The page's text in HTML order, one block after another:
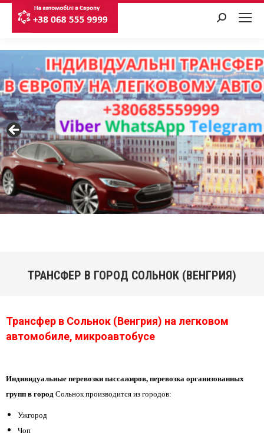
Search:
ТРАНСФЕР В ГОРОД СОЛЬНОК (ВЕНГРИЯ)
Трансфер в Сольнок (Венгрия) на легковом
автомобиле, микроавтобусе
Индивидуальные перевозки пассажиров, перевозка организованных
групп в город Сольнокпроизводится из городов:
Ужгород
Чоп